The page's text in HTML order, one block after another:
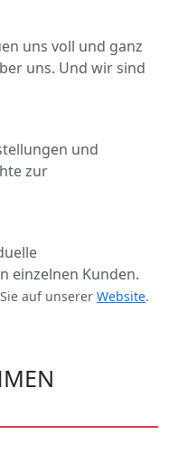
einzelnen Kunden.
auf unserer Website.
und
zur
uns voll und ganz
uns. Und wir sind